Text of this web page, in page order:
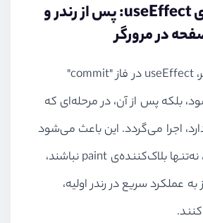
زمانبندی اجرای useEffect: پس از رندر و
در اصطلاح دقیق‌تر، useEffect در فاز "commit"
بلکه پس از آن، در مرحله‌ای که
اجرا می‌گردد. این باعث می‌شود
تغییرات داخل آن، نه‌تنها بلاک‌کننده‌ی paint نباشند،
عملکرد سریع در رندر اولیه،